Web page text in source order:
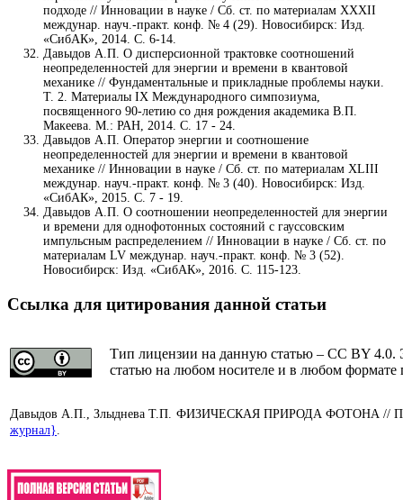
подходе // Инновации в науке / Сб. ст. по материалам XXXII
междунар. науч.-практ. конф. № 4 (29). Новосибирск: Изд.
«СибАК», 2014. С. 6-14.
Давыдов А.П. О дисперсионной трактовке соотношений
неопределенностей для энергии и времени в квантовой
механике // Фундаментальные и прикладные проблемы науки.
Т. 2. Материалы IX Международного симпозиума,
посвященного 90-летию со дня рождения академика В.П.
Макеева. М.: РАН, 2014. С. 17 - 24.
Давыдов А.П. Оператор энергии и соотношение
неопределенностей для энергии и времени в квантовой
механике // Инновации в науке / Cб. ст. по материалам XLIII
междунар. науч.-практ. конф. № 3 (40). Новосибирск: Изд.
«СибАК», 2015. С. 7 - 19.
Давыдов А.П. О соотношении неопределенностей для энергии
и времени для однофотонных состояний с гауссовским
импульсным распределением // Инновации в науке / Cб. ст. по
материалам LV междунар. науч.-практ. конф. № 3 (52).
Новосибирск: Изд. «СибАК», 2016. С. 115-123.
Ссылка для цитирования данной статьи
Тип лицензии на данную статью – CC BY 4.0.
статью на любом носителе и в любом формате
Давыдов А.П., Злыднева Т.П. ФИЗИЧЕСКАЯ ПРИРОДА ФОТОНА //
журнал}